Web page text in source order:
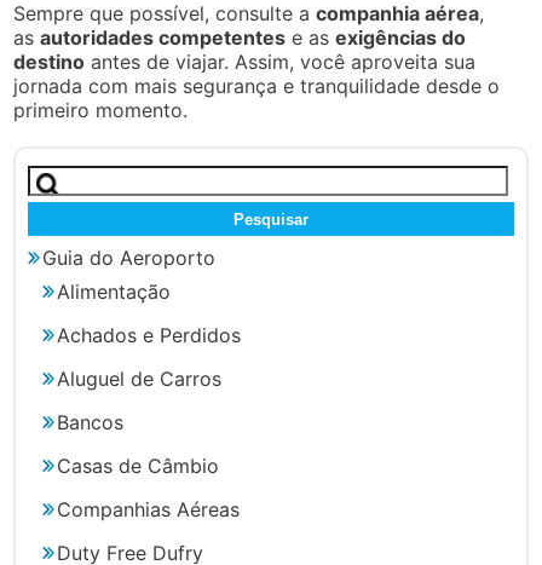
Sempre que possível, consulte acompanhia aérea,
asautoridades competentes e asexigências do
destino antes de viajar. Assim, você aproveita sua
jornada com mais segurança e tranquilidade desde o
primeiro momento.
Pesquisar
por:
Guia do Aeroporto
Alimentação
Achados e Perdidos
Aluguel de Carros
Bancos
Casas de Câmbio
Companhias Aéreas
Duty Free Dufry